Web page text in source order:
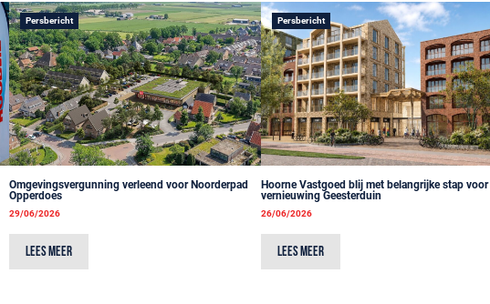
Persbericht
Omgevingsvergunning verleend voor Noorderpad
Opperdoes
29/06/2026
Lees meer
Persbericht
Hoorne Vastgoed blij met belangrijke stap voor
vernieuwing Geesterduin
26/06/2026
Lees meer